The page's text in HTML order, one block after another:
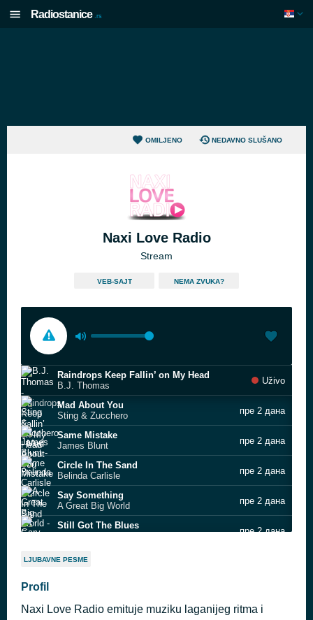
Radiostanice .rs
OMILJENO NEDAVNO SLUŠANO
Naxi Love Radio
Stream
VEB-SAJT NEMA ZVUKA?
Raindrops Keep Fallin’ on My Head
B.J. Thomas
Uživo
Mad About You
Sting & Zucchero
пре 2 дана
Same Mistake
James Blunt
пре 2 дана
Circle In The Sand
Belinda Carlisle
пре 2 дана
Say Something
A Great Big World
пре 2 дана
Still Got The Blues
пре 2 дана
In The Air Tonight
Somebody Else's Lover
LJUBAVNE PESME
Profil
Naxi Love Radio emituje muziku laganijeg ritma i